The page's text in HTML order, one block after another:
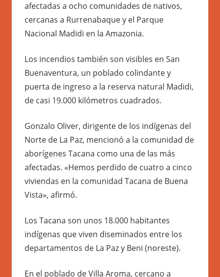
afectadas a ocho comunidades de nativos,
cercanas a Rurrenabaque y el Parque
Nacional Madidi en la Amazonia.
Los incendios también son visibles en San
Buenaventura, un poblado colindante y
puerta de ingreso a la reserva natural Madidi,
de casi 19.000 kilómetros cuadrados.
Gonzalo Oliver, dirigente de los indígenas del
Norte de La Paz, mencionó a la comunidad de
aborígenes Tacana como una de las más
afectadas. «Hemos perdido de cuatro a cinco
viviendas en la comunidad Tacana de Buena
Vista», afirmó.
Los Tacana son unos 18.000 habitantes
indígenas que viven diseminados entre los
departamentos de La Paz y Beni (noreste).
En el poblado de Villa Aroma, cercano a